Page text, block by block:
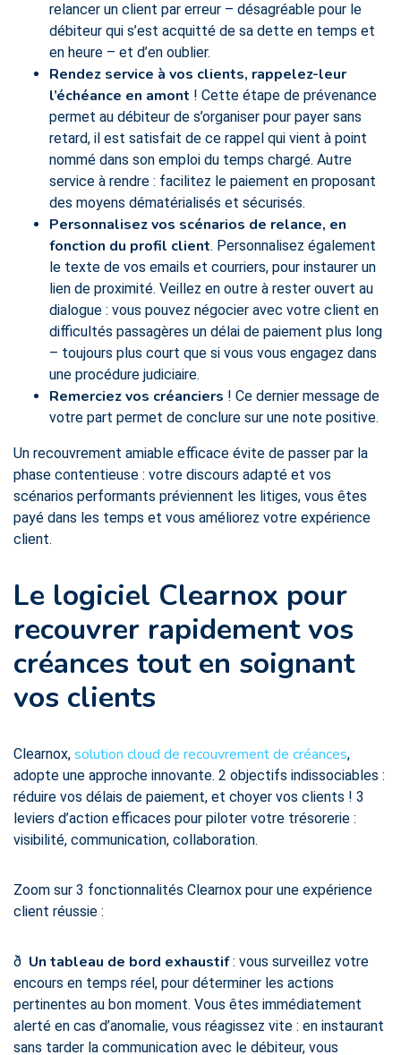
relancer un client par erreur – désagréable pour le
débiteur qui s’est acquitté de sa dette en temps et
en heure – et d’en oublier.
Rendez service à vos clients, rappelez-leur
l’échéance en amont ! Cette étape de prévenance
permet au débiteur de s’organiser pour payer sans
retard, il est satisfait de ce rappel qui vient à point
nommé dans son emploi du temps chargé. Autre
service à rendre : facilitez le paiement en proposant
des moyens dématérialisés et sécurisés.
Personnalisez vos scénarios de relance, en
fonction du profil client. Personnalisez également
le texte de vos emails et courriers, pour instaurer un
lien de proximité. Veillez en outre à rester ouvert au
dialogue : vous pouvez négocier avec votre client en
difficultés passagères un délai de paiement plus long
– toujours plus court que si vous vous engagez dans
une procédure judiciaire.
Remerciez vos créanciers ! Ce dernier message de
votre part permet de conclure sur une note positive.
Un recouvrement amiable efficace évite de passer par la
phase contentieuse : votre discours adapté et vos
scénarios performants préviennent les litiges, vous êtes
payé dans les temps et vous améliorez votre expérience
client.
Le logiciel Clearnox pour
recouvrer rapidement vos
créances tout en soignant
vos clients
Clearnox, solution cloud de recouvrement de créances,
adopte une approche innovante. 2 objectifs indissociables :
réduire vos délais de paiement, et choyer vos clients ! 3
leviers d’action efficaces pour piloter votre trésorerie :
visibilité, communication, collaboration.
Zoom sur 3 fonctionnalités Clearnox pour une expérience
client réussie :
ð Un tableau de bord exhaustif: vous surveillez votre
encours en temps réel, pour déterminer les actions
pertinentes au bon moment. Vous êtes immédiatement
alerté en cas d’anomalie, vous réagissez vite : en instaurant
sans tarder la communication avec le débiteur, vous